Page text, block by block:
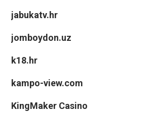
jabukatv.hr
jomboydon.uz
k18.hr
kampo-view.com
KingMaker Casino